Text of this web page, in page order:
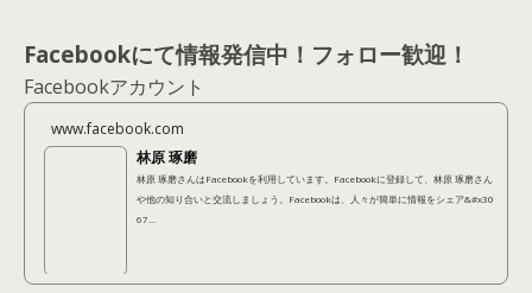
Facebookにて情報発信中！フォロー歓迎！
Facebookアカウント
www.facebook.com
林原 琢磨
林原 琢磨さんはFacebookを利用しています。Facebookに登録して、林原 琢磨さん
や他の知り合いと交流しましょう。Facebookは、人々が簡単に情報をシェア&#x30
67...